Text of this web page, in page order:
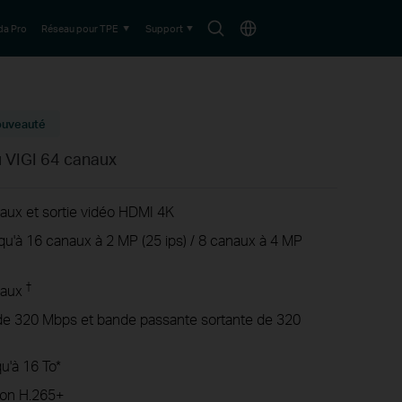
SearchChoisir
Pro Réseau pour TPE Support
64 canaux
et sortie vidéo HDMI 4K
16 canaux à 2 MP (25 ips) / 8 canaux à 4 MP
†
320 Mbps et bande passante sortante de 320
16 To*
H.265+